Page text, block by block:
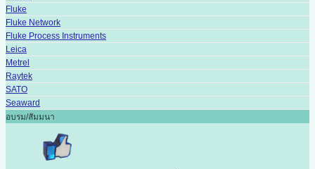
Fluke
Fluke Network
Fluke Process Instruments
Leica
Metrel
Raytek
SATO
Seaward
อบรม/สัมมนา